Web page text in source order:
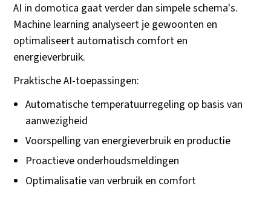
AI in domotica gaat verder dan simpele schema's.
Machine learning analyseert je gewoonten en
optimaliseert automatisch comfort en
energieverbruik.
Praktische AI-toepassingen:
Automatische temperatuurregeling op basis van
aanwezigheid
Voorspelling van energieverbruik en productie
Proactieve onderhoudsmeldingen
Optimalisatie van verbruik en comfort